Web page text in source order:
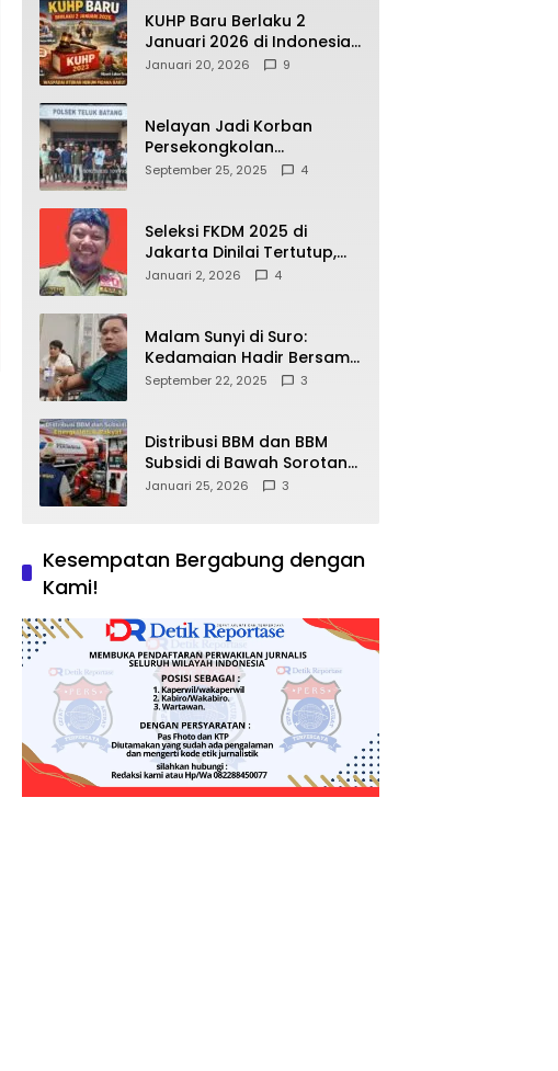
KUHP Baru Berlaku 2
Januari 2026 di Indonesia,
Apa Dampaknya bagi
Dipahami Publik
Januari 20, 2026 9
Nelayan Jadi Korban
Persekongkolan
Penyelewengan BBM
September 25, 2025 4
Seleksi FKDM 2025 di
Jakarta Dinilai Tertutup,
Transparansi
Januari 2, 2026 4
Malam Sunyi di Suro:
Kedamaian Hadir Bersama
Secangkir Kopi Hangat
September 22, 2025 3
Distribusi BBM dan BBM
Subsidi di Bawah Sorotan
Publik: Antara Kepentingan
Januari 25, 2026 3
Kesempatan Bergabung dengan
Kami!